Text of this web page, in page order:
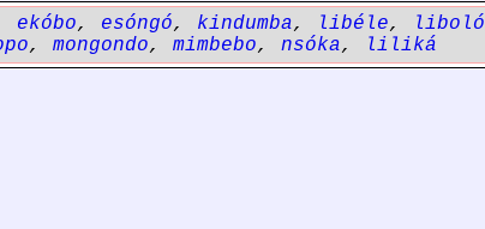
ekóbo, esóngó, kindumba, libéle, liboló
, mongondo, mimbebo, nsóka, liliká